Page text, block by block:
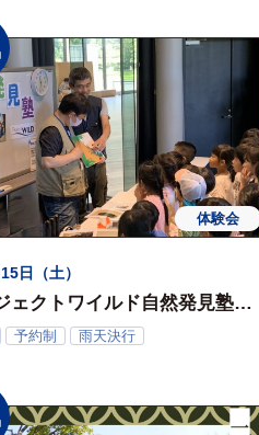
体験会
日（土）
ェクトワイルド自然発見塾（8
予約制 雨天決行